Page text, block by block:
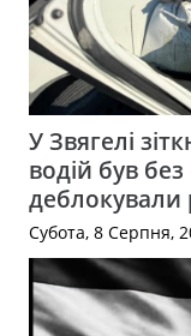
У Звягелі
водій був без
деблокували
Субота, 8 Серпня,